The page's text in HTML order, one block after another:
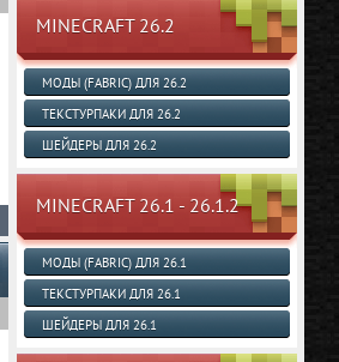
MINECRAFT 26.2
МОДЫ (FABRIC) ДЛЯ 26.2
ТЕКСТУРПАКИ ДЛЯ 26.2
ШЕЙДЕРЫ ДЛЯ 26.2
MINECRAFT 26.1 - 26.1.2
МОДЫ (FABRIC) ДЛЯ 26.1
ТЕКСТУРПАКИ ДЛЯ 26.1
ШЕЙДЕРЫ ДЛЯ 26.1